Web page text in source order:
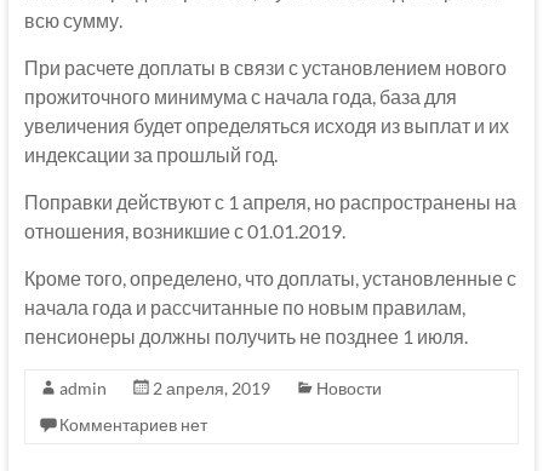
всю сумму.
При расчете доплаты в связи с установлением нового
прожиточного минимума с начала года, база для
увеличения будет определяться исходя из выплат и их
индексации за прошлый год.
Поправки действуют с 1 апреля, но распространены на
отношения, возникшие с 01.01.2019.
Кроме того, определено, что доплаты, установленные с
начала года и рассчитанные по новым правилам,
пенсионеры должны получить не позднее 1 июля.
admin 2 апреля, 2019
Новости
Комментариев нет